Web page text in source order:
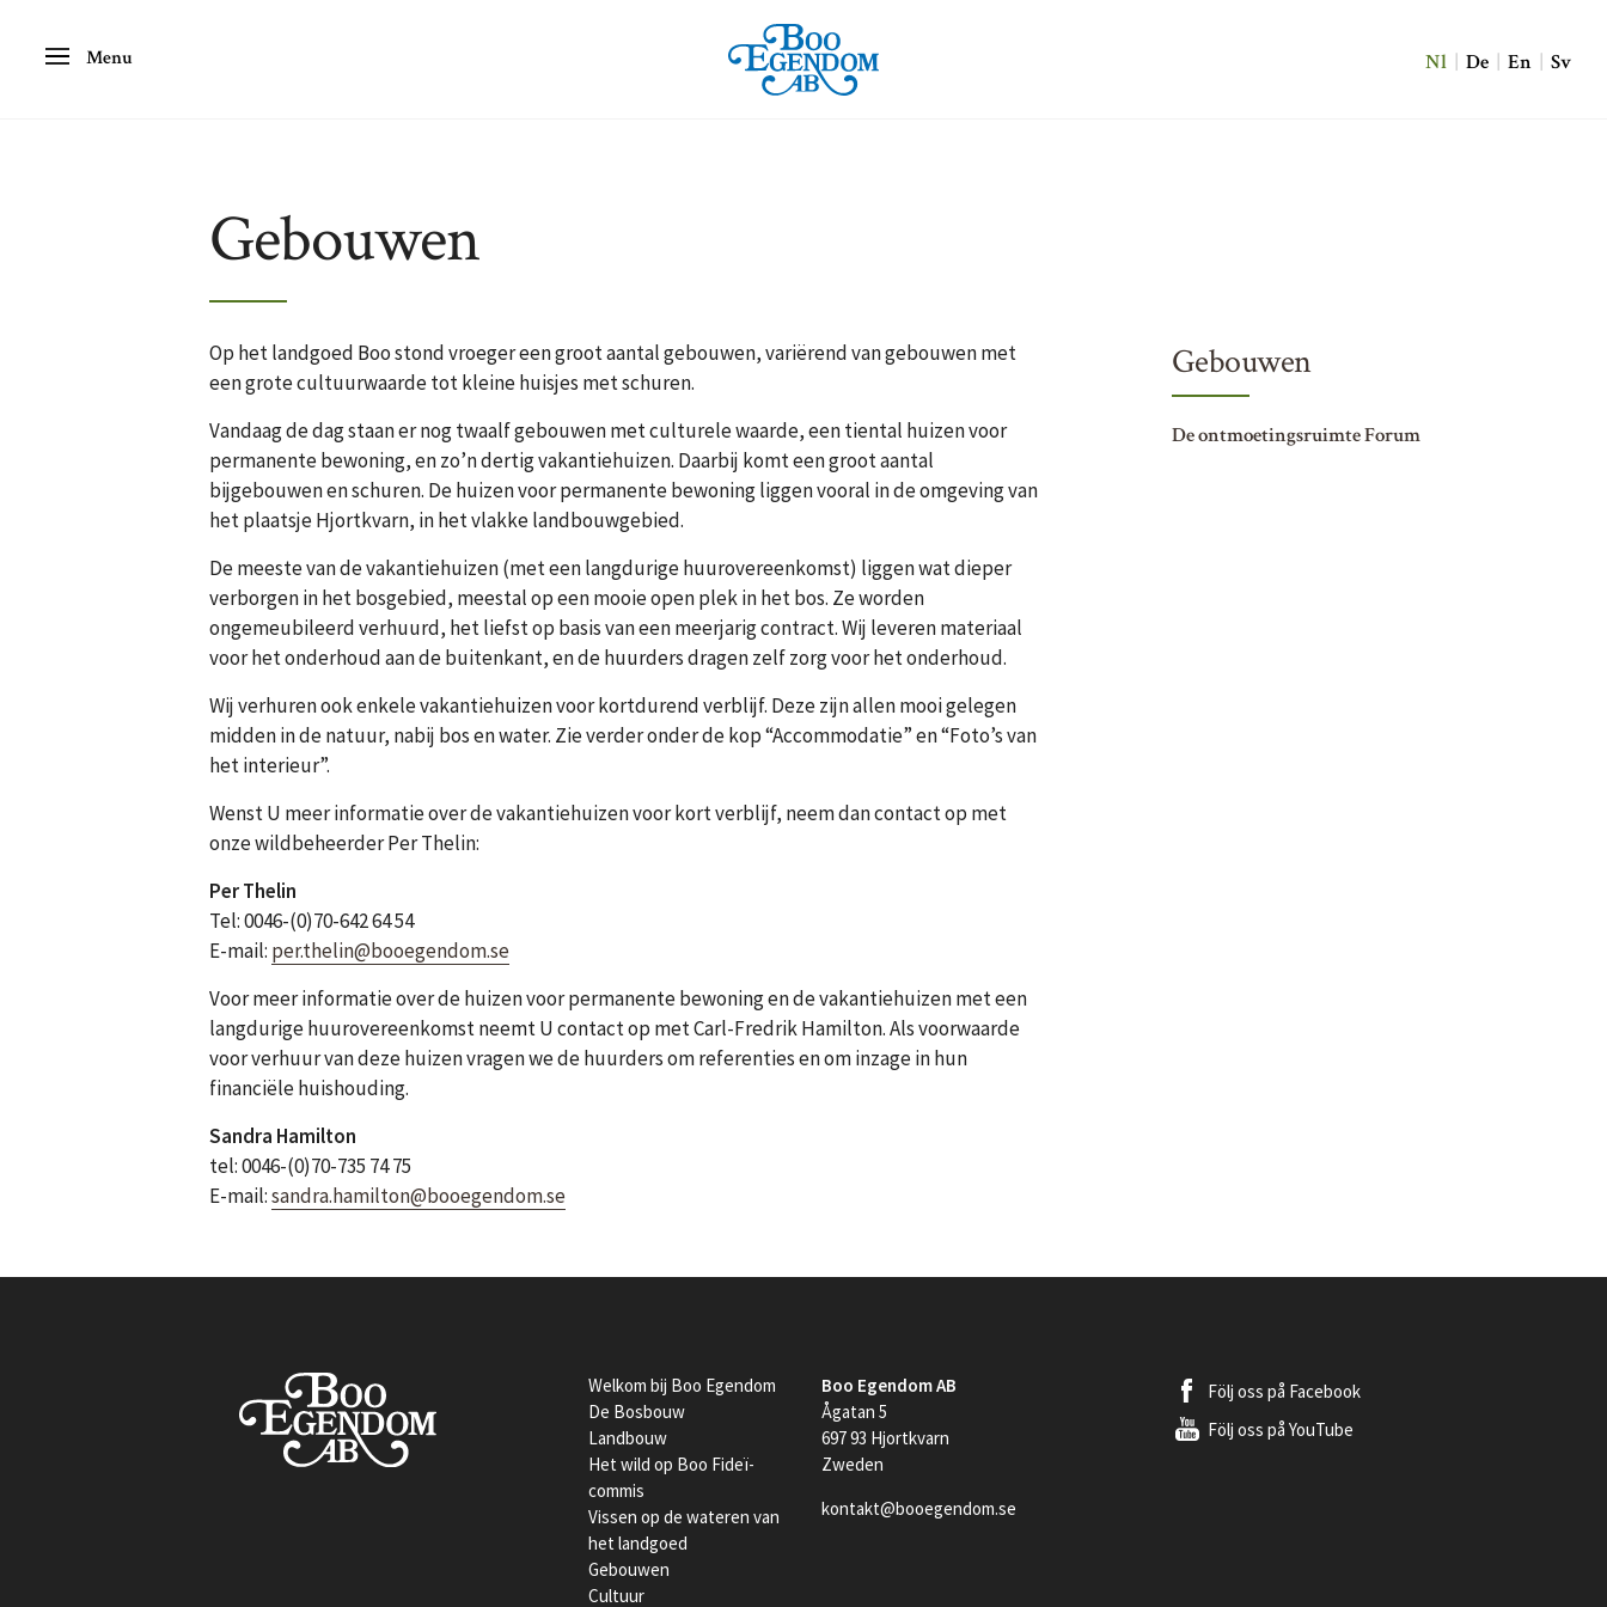
Menu Nl De En Sv
Gebouwen
Op het landgoed Boo stond vroeger een groot aantal gebouwen, variërend van gebouwen met
een grote cultuurwaarde tot kleine huisjes met schuren.
Vandaag de dag staan er nog twaalf gebouwen met culturele waarde, een tiental huizen voor
permanente bewoning, en zo’n dertig vakantiehuizen. Daarbij komt een groot aantal
bijgebouwen en schuren. De huizen voor permanente bewoning liggen vooral in de omgeving van
het plaatsje Hjortkvarn, in het vlakke landbouwgebied.
De meeste van de vakantiehuizen (met een langdurige huurovereenkomst) liggen wat dieper
verborgen in het bosgebied, meestal op een mooie open plek in het bos. Ze worden
ongemeubileerd verhuurd, het liefst op basis van een meerjarig contract. Wij leveren materiaal
voor het onderhoud aan de buitenkant, en de huurders dragen zelf zorg voor het onderhoud.
Wij verhuren ook enkele vakantiehuizen voor kortdurend verblijf. Deze zijn allen mooi gelegen
midden in de natuur, nabij bos en water. Zie verder onder de kop “Accommodatie” en “Foto’s van
het interieur”.
Wenst U meer informatie over de vakantiehuizen voor kort verblijf, neem dan contact op met
onze wildbeheerder Per Thelin:
Per Thelin
Tel: 0046-(0)70-642 64 54
E-mail: per.thelin@booegendom.se
Voor meer informatie over de huizen voor permanente bewoning en de vakantiehuizen met een
langdurige huurovereenkomst neemt U contact op met Carl-Fredrik Hamilton. Als voorwaarde
voor verhuur van deze huizen vragen we de huurders om referenties en om inzage in hun
financiële huishouding.
Sandra Hamilton
tel: 0046-(0)70-735 74 75
E-mail:sandra.hamilton@booegendom.se
Gebouwen
De ontmoetingsruimte Forum
Welkom bij Boo Egendom
De Bosbouw
Landbouw
Het wild op Boo Fideï-
commis
Vissen op de wateren van
het landgoed
Gebouwen
Cultuur
Boo Egendom AB
Ågatan 5
697 93 Hjortkvarn
Zweden
kontakt@booegendom.se
Följ oss på Facebook
Följ oss på YouTube